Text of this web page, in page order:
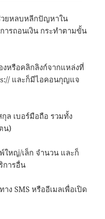
ยหลบหลีกปัญหาใน
รถอนเงิน กระทำตามขั้น
งหรือคลิกลิงก์จากแหล่งที่
และก็มีไอคอนกุญแจ
ล เบอร์มือถือ รวมทั้ง
น)
ใหญ่/เล็ก จำนวน และก็
การอื่น
ง SMS หรืออีเมลเพื่อเปิด